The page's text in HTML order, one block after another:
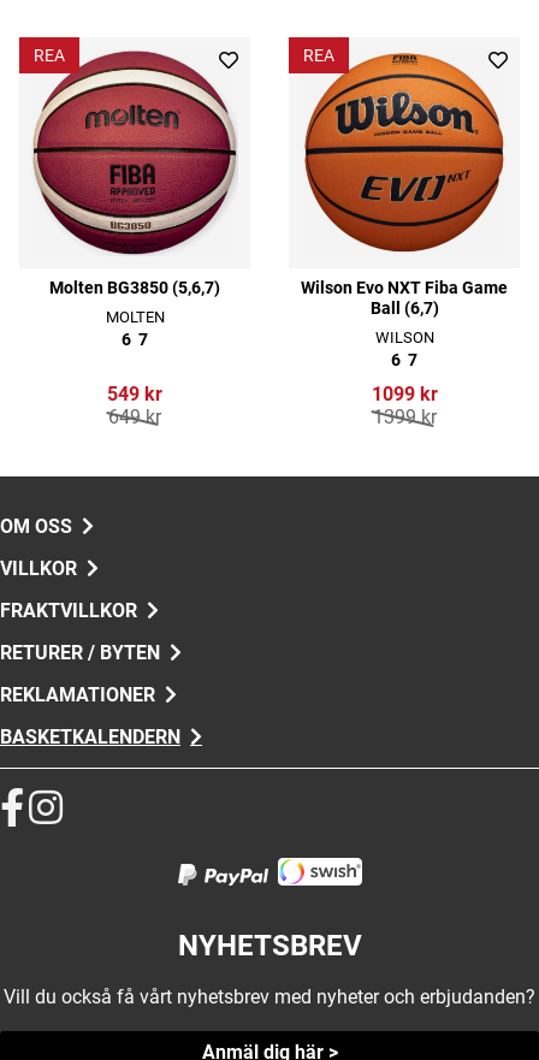
REA
Molten BG3850 (5,6,7)
MOLTEN
6 7
549 kr
649 kr
REA
Wilson Evo NXT Fiba Game
Ball (6,7)
WILSON
6 7
1099 kr
1399 kr
OM OSS
VILLKOR
FRAKTVILLKOR
RETURER / BYTEN
REKLAMATIONER
BASKETKALENDERN
NYHETSBREV
Vill du också få vårt nyhetsbrev med nyheter och erbjudanden?
Anmäl dig här >